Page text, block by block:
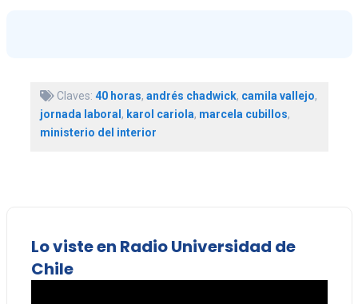
Claves: 40 horas, andrés chadwick, camila vallejo,
jornada laboral, karol cariola, marcela cubillos,
ministerio del interior
Lo viste en Radio Universidad de
Chile